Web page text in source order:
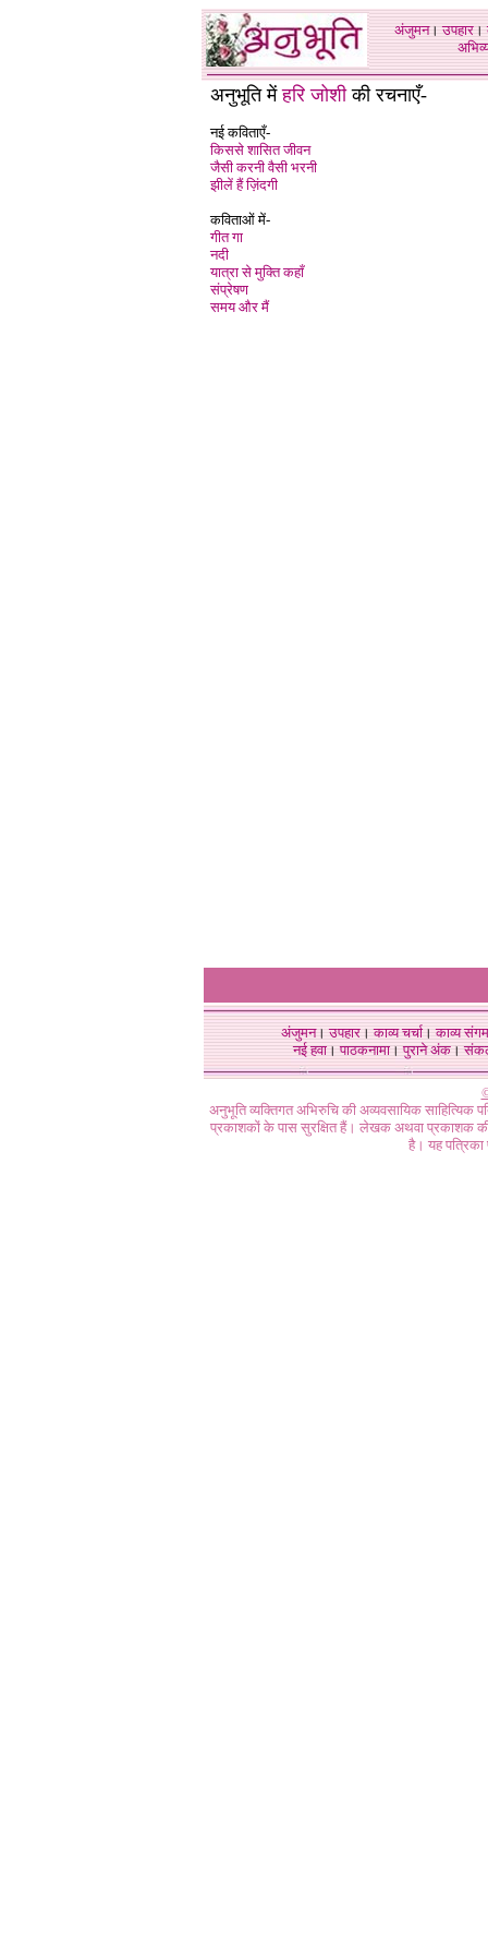
अंजुमन।उपहार।
अनुभूति मेंहरि जोशी की रचनाएँ-
नई कविताएँ-
किससे शासित जीवन
जैसी करनी वैसी भरनी
झीलें हैं ज़िंदगी
कविताओं में-
गीत गा
नदी
यात्रा से मुक्ति कहाँ
संप्रेषण
समय और मैं
अंजुमन।उपहार।काव्य चर्चा।काव्य संगम
नई हवा। पाठकनामा। पुराने अंक।
अनुभूति व्यक्तिगत अभिरुचि की अव्यवसायिक
प्रकाशकों के पास सुरक्षित हैं। लेखक अथवा प्रकाशक की
है। यह पत्रिका